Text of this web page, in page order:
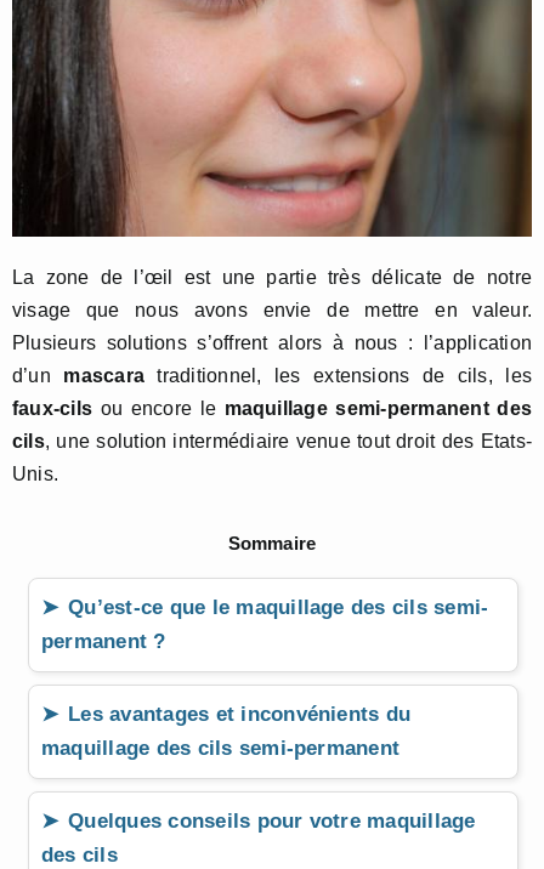
La zone de l’œil est une partie très délicate de notre
visage que nous avons envie de mettre en valeur.
Plusieurs solutions s’offrent alors à nous : l’application
d’un mascara traditionnel, les extensions de cils, les
faux-cils ou encore le maquillage semi-permanent des
cils, une solution intermédiaire venue tout droit des Etats-
Unis.
Sommaire
Qu’est-ce que le maquillage des cils semi-
permanent ?
Les avantages et inconvénients du
maquillage des cils semi-permanent
Quelques conseils pour votre maquillage
des cils